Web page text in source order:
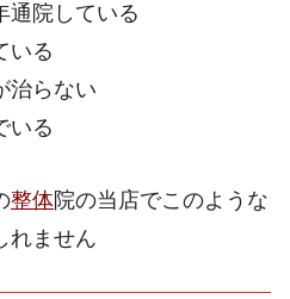
院している
いる
治らない
いる
整体院の当店でこのような
れません